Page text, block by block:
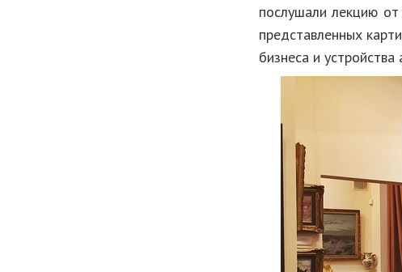
послушали лекцию
представленных
бизнеса и устройства